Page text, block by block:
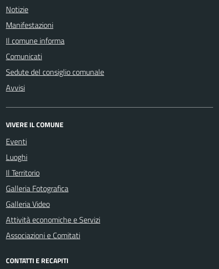
Notizie
Manifestazioni
Il comune informa
Comunicati
Sedute del consiglio comunale
Avvisi
VIVERE IL COMUNE
Eventi
Luoghi
Il Territorio
Galleria Fotografica
Galleria Video
Attività economiche e Servizi
Associazioni e Comitati
CONTATTI E RECAPITI